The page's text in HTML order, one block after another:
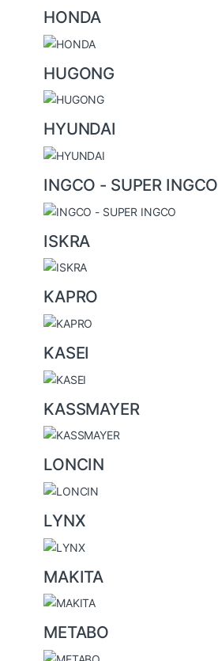
HONDA
HUGONG
HYUNDAI
INGCO - SUPER INGCO
ISKRA
KAPRO
KASEI
KASSMAYER
LONCIN
LYNX
MAKITA
METABO